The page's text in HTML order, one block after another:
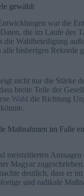
gewählt
war die
die im Laufe des
die Wahlbeteiligung
bisherigen Rekorde
nicht nur die Stärke
breite Teile der
Wahl die Richtung
Maßnahmen im Falle
meistzitierten Aussagen
Magyar
deutlich, dass er im
und radikale